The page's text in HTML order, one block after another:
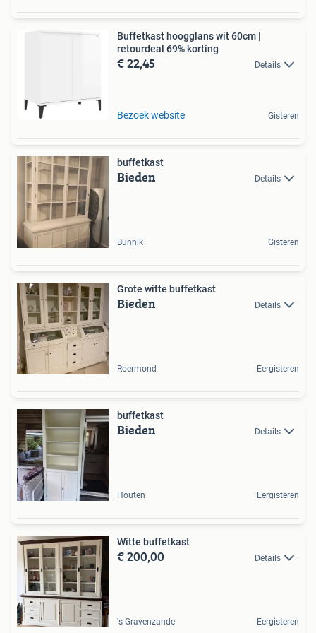
Buffetkast hoogglans wit 60cm |
retourdeal 69% korting
€ 22,45 Details
Bezoek website Gisteren
buffetkast
Bieden Details
Bunnik Gisteren
Grote witte buffetkast
Bieden Details
Roermond Eergisteren
buffetkast
Bieden Details
Houten Eergisteren
Witte buffetkast
€ 200,00 Details
's-Gravenzande Eergisteren